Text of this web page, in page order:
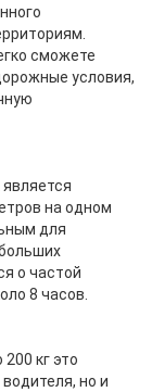
сможете
условия,
на одном
для
о частой
8 часов.
кг это
но и